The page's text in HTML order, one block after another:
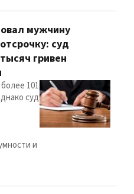
мужчину
суд
гривен
101
суд
и